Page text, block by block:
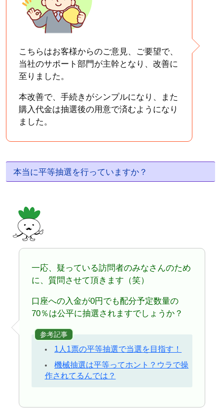
こちらはお客様からのご意見、ご要望で、
当社のサポート部門が主幹となり、改善に
至りました。
本改善で、手続きがシンプルになり、また
購入代金は抽選後の用意で済むようになり
ました。
本当に平等抽選を行っていますか？
一応、疑っている訪問者のみなさんのため
に、質問させて頂きます（笑）
口座への入金が0円でも配分予定数量の
70％は公平に抽選されますでしょうか？
参考記事
1人1票の平等抽選で当選を目指す！
機械抽選は平等ってホント？ウラで操
作されてるんでは？